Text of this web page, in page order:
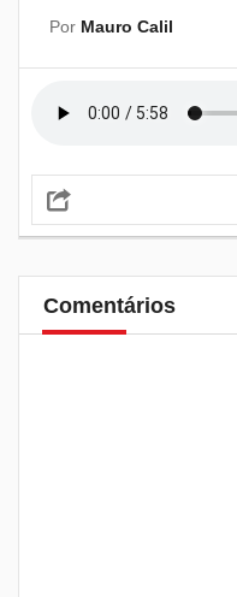
Por Mauro Calil
Comentários